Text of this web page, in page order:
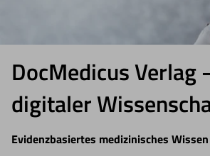
DocMedicus Verlag
digitaler
Evidenzbasiertes medizinisches